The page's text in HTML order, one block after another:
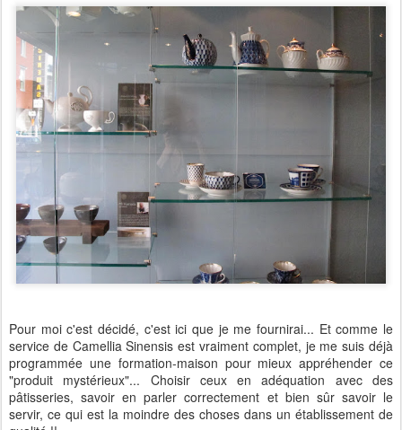
Pour moi c'est décidé, c'est ici que je me fournirai... Et comme le
service de Camellia Sinensis est vraiment complet, je me suis déjà
programmée une formation-maison pour mieux appréhender ce
"produit mystérieux"... Choisir ceux en adéquation avec des
pâtisseries, savoir en parler correctement et bien sûr savoir le
servir, ce qui est la moindre des choses dans un établissement de